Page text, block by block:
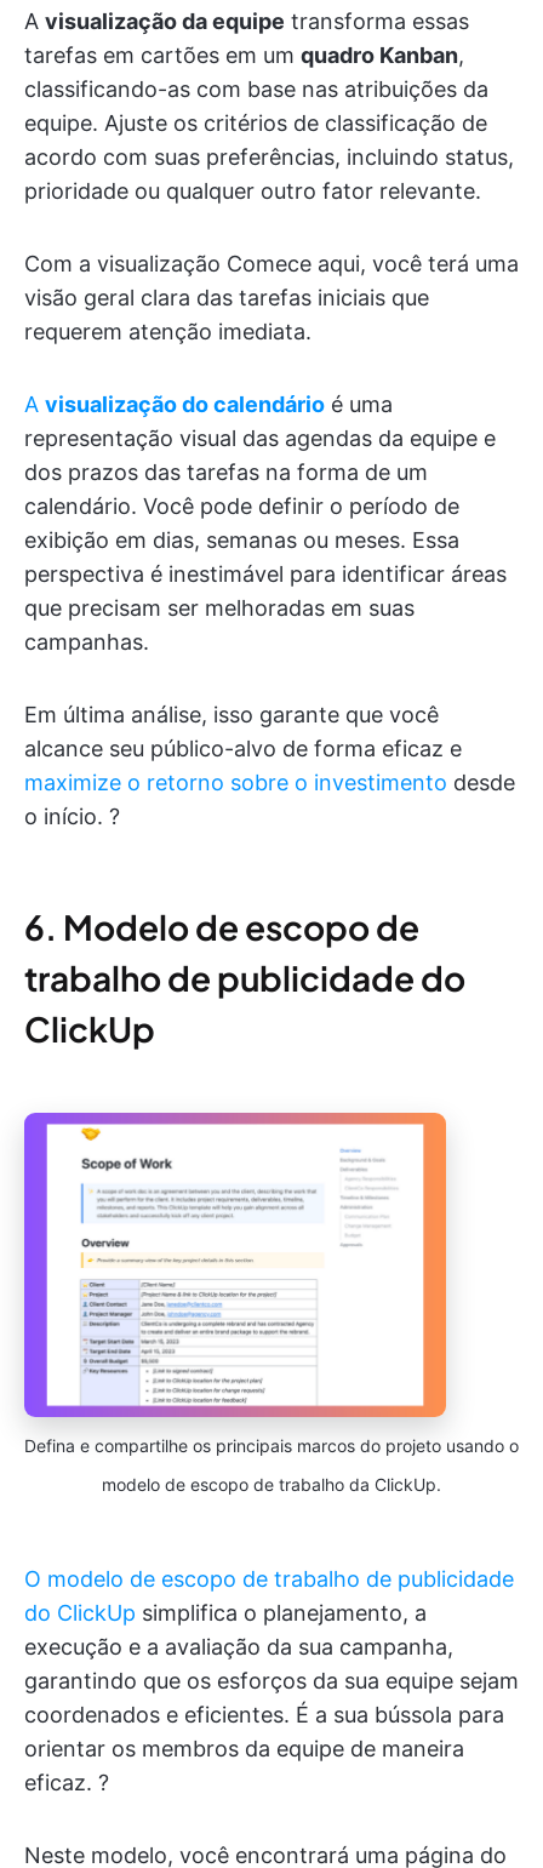
A visualização da equipe transforma essas
tarefas em cartões em um quadro Kanban,
classificando-as com base nas atribuições da
equipe. Ajuste os critérios de classificação de
acordo com suas preferências, incluindo status,
prioridade ou qualquer outro fator relevante.
Com a visualização Comece aqui, você terá uma
visão geral clara das tarefas iniciais que
requerem atenção imediata.
A visualização do calendário é uma
representação visual das agendas da equipe e
dos prazos das tarefas na forma de um
calendário. Você pode definir o período de
exibição em dias, semanas ou meses. Essa
perspectiva é inestimável para identificar áreas
que precisam ser melhoradas em suas
campanhas.
Em última análise, isso garante que você
alcance seu público-alvo de forma eficaz e
maximize o retorno sobre o investimento desde
o início. ?
6. Modelo de escopo de
trabalho de publicidade do
ClickUp
Defina e compartilhe os principais marcos do projeto usando o
modelo de escopo de trabalho da ClickUp.
O modelo de escopo de trabalho de publicidade
do ClickUp simplifica o planejamento, a
execução e a avaliação da sua campanha,
garantindo que os esforços da sua equipe sejam
coordenados e eficientes. É a sua bússola para
orientar os membros da equipe de maneira
eficaz. ?
Neste modelo, você encontrará uma página do